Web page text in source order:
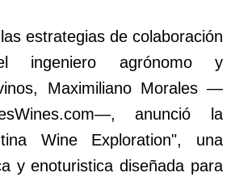
estrategias de colaboración
ingeniero agrónomo y
Maximiliano Morales —
anunció la
Wine Exploration", una
y enoturistica diseñada para